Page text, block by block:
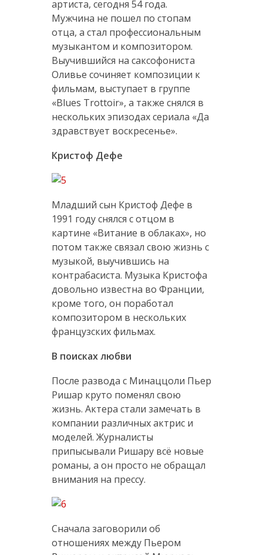
артиста, сегодня 54 года.
Мужчина не пошел по стопам
отца, а стал профессиональным
музыкантом и композитором.
Выучившийся на саксофониста
Оливье сочиняет композиции к
фильмам, выступает в группе
«Blues Trottoir», а также снялся в
нескольких эпизодах сериала «Да
здравствует воскресенье».
Кристоф Дефе
Младший сын Кристоф Дефе в
1991 году снялся с отцом в
картине «Витание в облаках», но
потом также связал свою жизнь с
музыкой, выучившись на
контрабасиста. Музыка Кристофа
довольно известна во Франции,
кроме того, он поработал
композитором в нескольких
французских фильмах.
В поисках любви
После развода с Минаццоли Пьер
Ришар круто поменял свою
жизнь. Актера стали замечать в
компании различных актрис и
моделей. Журналисты
припысывали Ришару всё новые
романы, а он просто не обращал
внимания на прессу.
Сначала заговорили об
отношениях между Пьером